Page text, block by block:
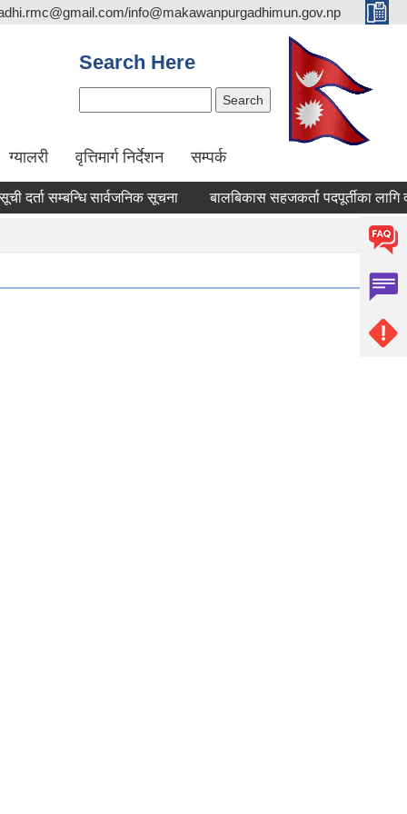
info@makawanpurgadhimun.gov.np
Search Here
ग्यालरी वृत्तिमार्ग निर्देशन सम्पर्क
सम्बन्धि सार्वजनिक सूचना बालबिकास सहजकर्ता पदपूर्तीका लागि दरखास्त